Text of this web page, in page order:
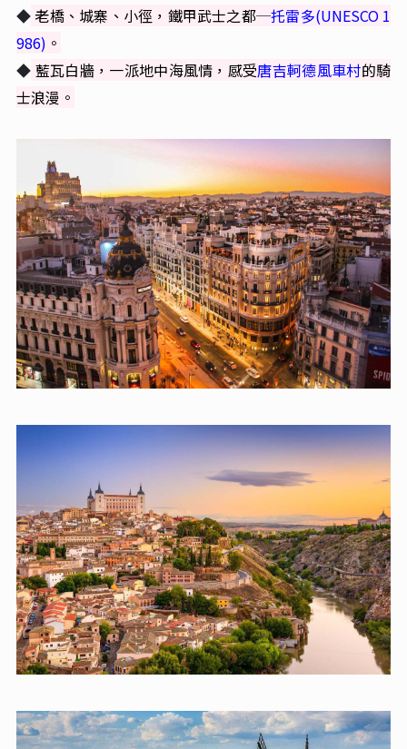
◆老橋、城寨、小徑，鐵甲武士之都─托雷多(UNESCO 1
986) 。
◆ 藍瓦白牆，一派地中海風情，感受唐吉軻德風車村的騎
士浪漫。